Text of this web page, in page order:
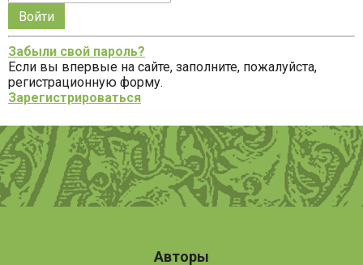
рубрики
Запомнить
меня
на
этом
компьютере
Забыли свой пароль?
Если вы впервые на сайте, заполните, пожалуйста,
регистрационную форму.
Зарегистрироваться
Авторы